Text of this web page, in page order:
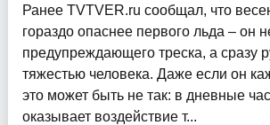
Ранее TVTVER.ru сообщал, что
гораздо опаснее первого льда – он
предупреждающего треска, а сразу
тяжестью человека. Даже если он
это может быть не так: в дневные
оказывает воздействие т...